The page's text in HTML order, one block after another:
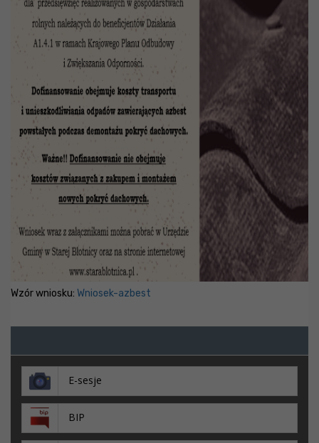
Wzór wniosku: Wniosek-azbest
E-sesje
BIP